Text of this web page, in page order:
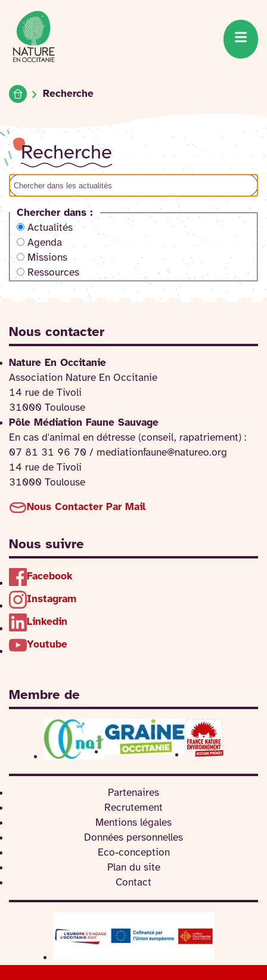
Accéder
au
contenu
Accueil du site
AccueilRecherche
Recherche
Chercher dans :
Actualités
Agenda
Missions
Ressources
Nous contacter
Nature En Occitanie
Association Nature En Occitanie
14 rue de Tivoli
31000 Toulouse
Pôle Médiation Faune Sauvage
En cas d'animal en détresse (conseil, rapatriement) :
07 81 31 96 70 / mediationfaune@natureo.org
14 rue de Tivoli
31000 Toulouse
Nous Contacter Par Mail
Nous suivre
Facebook
Instagram
Linkedin
Youtube
Membre de
Partenaires
Recrutement
Mentions légales
Données personnelles
Eco-conception
Plan du site
Contact